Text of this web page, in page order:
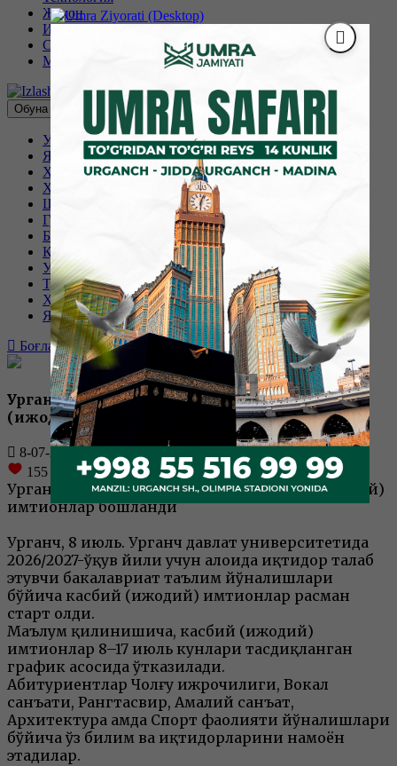
Жаҳон
Иқтисодиёт
Спорт
Маҳаллий
Обуна бўлиш
Урганч
Янгиариқ
Хива
Хонқа
Шовот
Гурлан
Боғот
Қўшкўпир
Урганч шаҳри
Тупроққалъа
Ҳазорасп
Янгибозор
Боғланиш
Урганч давлат университетида касбий
(ижодий) имтиҳонлар бошланди
8-07-2026, 17:30
155 марта
Урганч давлат университетида касбий (ижодий)
имтиҳонлар бошланди
Урганч, 8 июль. Урганч давлат университетида
2026/2027-ўқув йили учун алоҳида иқтидор талаб
этувчи бакалавриат таълим йўналишлари
бўйича касбий (ижодий) имтиҳонлар расман
старт олди.
Маълум қилинишича, касбий (ижодий)
имтиҳонлар 8–17 июль кунлари тасдиқланган
график асосида ўтказилади.
Абитуриентлар Чолғу ижрочилиги, Вокал
санъати, Рангтасвир, Амалий санъат,
Архитектура ҳамда Спорт фаолияти йўналишлари
бўйича ўз билим ва иқтидорларини намоён
этадилар.